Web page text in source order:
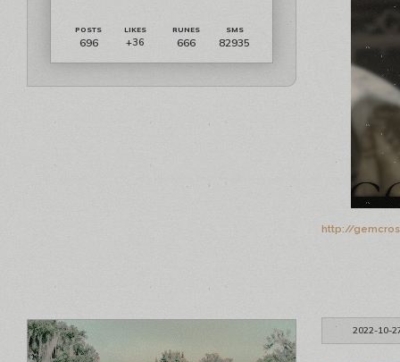
696 +36 666 82935
http://
2022-10-